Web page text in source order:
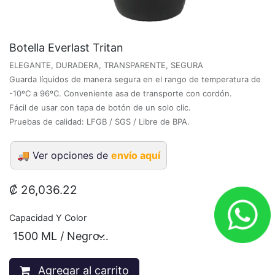
Botella Everlast Tritan
ELEGANTE, DURADERA, TRANSPARENTE, SEGURA
Guarda líquidos de manera segura en el rango de temperatura de
-10ºC a 96ºC. Conveniente asa de transporte con cordón.
Fácil de usar con tapa de botón de un solo clic.
Pruebas de calidad: LFGB / SGS / Libre de BPA.
🚚 Ver opciones de envío aquí
₡ 26,036.22
Capacidad Y Color
Agregar al carrito